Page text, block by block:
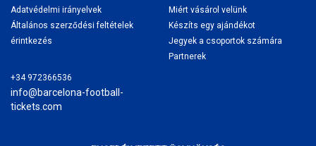
Adatvédelmi irányelvek
Általános szerződési feltételek
érintkezés
+34 972366536
info@barcelona-football-
tickets.com
Miért vásárol velünk
Készíts egy ajándékot
Jegyek a csoportok számára
Partnerek